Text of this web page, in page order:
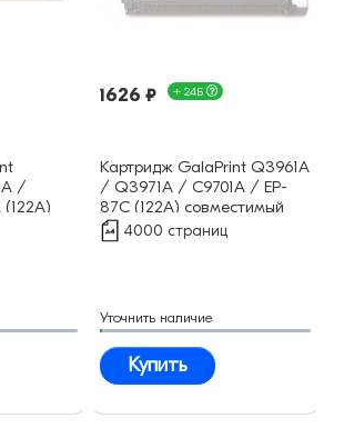
/
1626 ₽ + 24Б
Картридж GalaPrint Q3961A
/ Q3971A / С9701A / EP-
87C (122A) совместимый
4000 страниц
Уточнить наличие
Купить